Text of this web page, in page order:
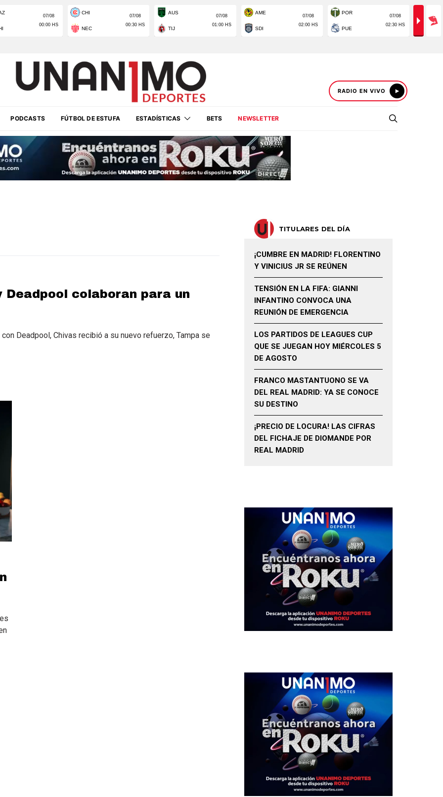
RADIO EN VIVO
PODCASTS FÚTBOL DE ESTUFA ESTADÍSTICAS BETS NEWSLETTER
Deadpool colaboran para un
Deadpool, Chivas recibió a su nuevo refuerzo, Tampa se
TITULARES DEL DÍA
¡CUMBRE EN MADRID! FLORENTINO
Y VINICIUS JR SE REÚNEN
TENSIÓN EN LA FIFA: GIANNI
INFANTINO CONVOCA UNA
REUNIÓN DE EMERGENCIA
LOS PARTIDOS DE LEAGUES CUP
QUE SE JUEGAN HOY MIÉRCOLES 5
DE AGOSTO
FRANCO MASTANTUONO SE VA
DEL REAL MADRID: YA SE CONOCE
SU DESTINO
¡PRECIO DE LOCURA! LAS CIFRAS
DEL FICHAJE DE DIOMANDE POR
REAL MADRID